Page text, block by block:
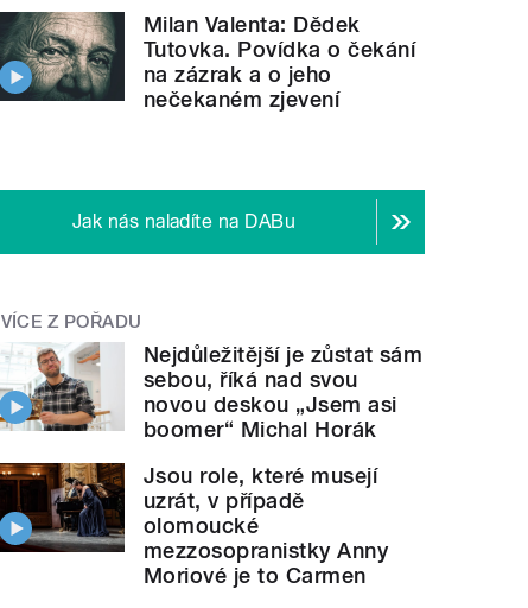
Milan Valenta: Dědek
Tutovka. Povídka o čekání
na zázrak a o jeho
nečekaném zjevení
Jak nás naladíte na DABu
VÍCE Z POŘADU
Nejdůležitější je zůstat sám
sebou, říká nad svou
novou deskou „Jsem asi
boomer“ Michal Horák
Jsou role, které musejí
uzrát, v případě
olomoucké
mezzosopranistky Anny
Moriové je to Carmen